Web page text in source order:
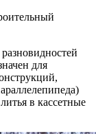
для
в кассетные